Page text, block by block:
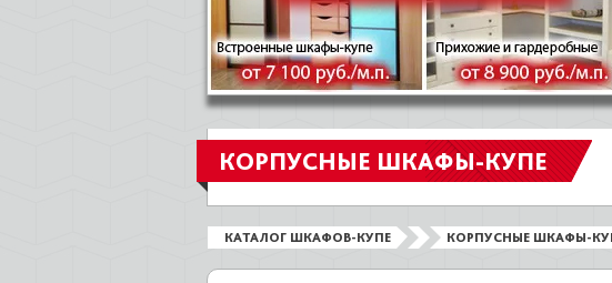
КОРПУСНЫЕ ШКАФЫ-КУПЕ
КАТАЛОГ ШКАФОВ-КУПЕ КОРПУСНЫЕ ШКАФЫ-